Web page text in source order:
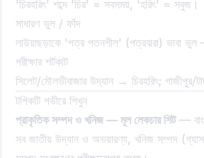
'চিরহরিৎ' শব্দে 'চির' = সবসময়, 'হরিৎ' = সবুজ।
সাধারণ ভুল / ফাঁদ
লাউয়াছড়াকে 'পত্র পতনশীল' (পত্রঝরা) ভাবা ভুল
পরীক্ষার শর্টকাট
সিলেট/মৌলভীবাজার উদ্যান → চিরহরিৎ; গাজীপুর/
টপিকটি গভীরে শিখুন
প্রাকৃতিক সম্পদ ও খনিজ — মূল লেকচার শিট—
সব জাতীয় উদ্যান ও অভয়ারণ্য, খনিজ সম্পদ